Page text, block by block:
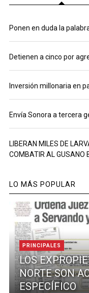
Ponen en duda la
Detienen a cinco por
Inversión millonaria en
Envía Sonora a tercera
LIBERAN MILES DE
COMBATIR AL GUSANO
LO MÁS POPULAR
PRINCIPALES
LOS
NORTE SON
ESPECÍFICO